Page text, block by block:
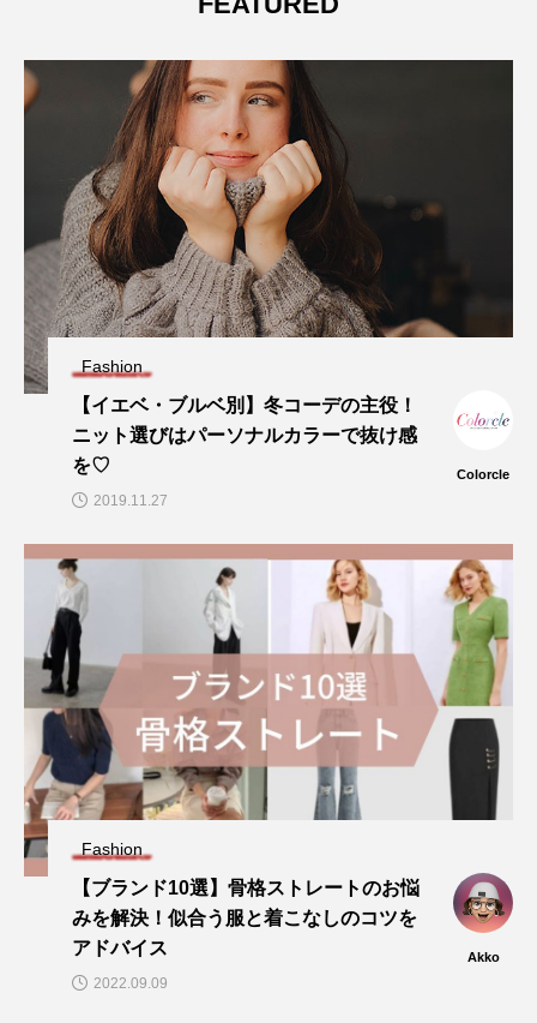
Fashion
【イエベ・ブルベ別】冬コーデの主役！
ニット選びはパーソナルカラーで抜け感
を♡
Colorcle
2019.11.27
Fashion
【ブランド10選】骨格ストレートのお悩
みを解決！似合う服と着こなしのコツを
アドバイス
Akko
2022.09.09